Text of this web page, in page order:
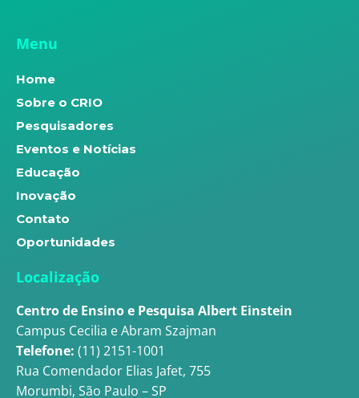
Menu
Home
Sobre o CRIO
Pesquisadores
Eventos e Notícias
Educação
Inovação
Contato
Oportunidades
Localização
Centro de Ensino e Pesquisa Albert Einstein
Campus Cecilia e Abram Szajman
Telefone: (11) 2151-1001
Rua Comendador Elias Jafet, 755
Morumbi, São Paulo – SP